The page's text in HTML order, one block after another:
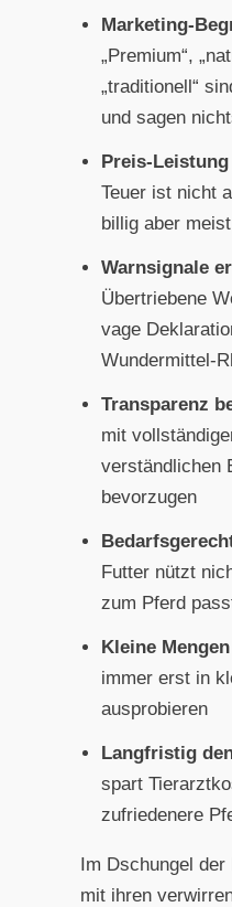
Marketing-
„Premium“,
„traditionell“
und sagen
Preis-
Teuer ist nicht
billig aber
Warnsignale
Übertriebene
vage
Wundermittel-
Transparenz
mit
verständlichen
bevorzugen
Futter nützt
zum Pferd
Kleine
immer erst in
ausprobieren
Langfristig
spart
zufriedenere
Im Dschungel der
mit ihren